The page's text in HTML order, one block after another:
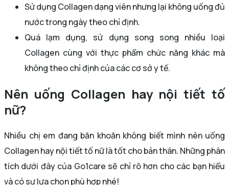
Sử dụng Collagen dạng viên nhưng lại không uống đủ
nước trong ngày theo chỉ định.
Quá lạm dụng, sử dụng song song nhiều loại
Collagen cùng với thực phẩm chức năng khác mà
không theo chỉ định của các cơ sở y tế.
Nên uống Collagen hay nội tiết tố
nữ?
Nhiều chị em đang băn khoăn không biết mình nên uống
Collagen hay nội tiết tố nữ là tốt cho bản thân. Những phân
tích dưới đây của Go1care sẽ chỉ rõ hơn cho các bạn hiểu
và có sự lựa chọn phù hợp nhé!